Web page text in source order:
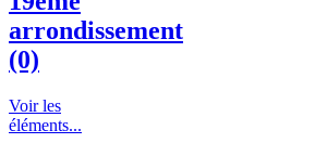
arrondissement
(0)
Voir les
éléments...